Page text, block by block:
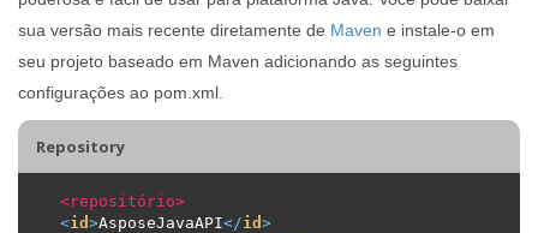
sua versão mais recente diretamente de Maven e instale-o em
seu projeto baseado em Maven adicionando as seguintes
configurações ao pom.xml.
Repository
<repositório>
<id >AsposeJavaAPI</id >